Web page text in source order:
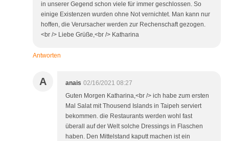
in unserer Gegend schon viele für immer geschlossen. So
einige Existenzen wurden ohne Not vernichtet. Man kann nur
hoffen, die Verursacher werden zur Rechenschaft gezogen.
<br /> Liebe Grüße,<br /> Katharina
Antworten
A anais 02/16/2021 08:27
Guten Morgen Katharina,<br /> ich habe zum ersten
Mal Salat mit Thousend Islands in Taipeh serviert
bekommen. die Restaurants werden wohl fast
überall auf der Welt solche Dressings in Flaschen
haben. Den Mittelstand kaputt machen ist ein